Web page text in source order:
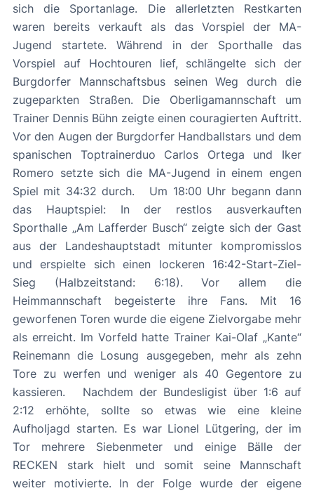
sich die Sportanlage. Die allerletzten Restkarten
waren bereits verkauft als das Vorspiel der MA-
Jugend startete. Während in der Sporthalle das
Vorspiel auf Hochtouren lief, schlängelte sich der
Burgdorfer Mannschaftsbus seinen Weg durch die
zugeparkten Straßen. Die Oberligamannschaft um
Trainer Dennis Bühn zeigte einen couragierten Auftritt.
Vor den Augen der Burgdorfer Handballstars und dem
spanischen Toptrainerduo Carlos Ortega und Iker
Romero setzte sich die MA-Jugend in einem engen
Spiel mit 34:32 durch. Um 18:00 Uhr begann dann
das Hauptspiel: In der restlos ausverkauften
Sporthalle „Am Lafferder Busch“ zeigte sich der Gast
aus der Landeshauptstadt mitunter kompromisslos
und erspielte sich einen lockeren 16:42-Start-Ziel-
Sieg (Halbzeitstand: 6:18). Vor allem die
Heimmannschaft begeisterte ihre Fans. Mit 16
geworfenen Toren wurde die eigene Zielvorgabe mehr
als erreicht. Im Vorfeld hatte Trainer Kai-Olaf „Kante“
Reinemann die Losung ausgegeben, mehr als zehn
Tore zu werfen und weniger als 40 Gegentore zu
kassieren. Nachdem der Bundesligist über 1:6 auf
2:12 erhöhte, sollte so etwas wie eine kleine
Aufholjagd starten. Es war Lionel Lütgering, der im
Tor mehrere Siebenmeter und einige Bälle der
RECKEN stark hielt und somit seine Mannschaft
weiter motivierte. In der Folge wurde der eigene